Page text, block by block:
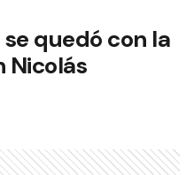
quedó con la
Nicolás